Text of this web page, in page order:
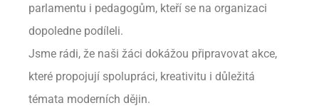
parlamentu i pedagogům, kteří se na organizaci
dopoledne podíleli.
Jsme rádi, že naši žáci dokážou připravovat akce,
které propojují spolupráci, kreativitu i důležitá
témata moderních dějin.